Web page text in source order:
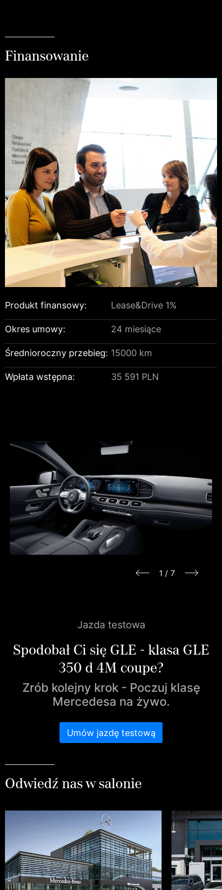
Produkt finansowy: Lease&Drive 1%
Okres umowy: 24 miesiące
Średnioroczny przebieg: 15000 km
Wpłata wstępna: 35 591 PLN
Finansowanie
1 / 7
Jazda testowa
Spodobał Ci się GLE - klasa GLE
350 d 4M coupe?
Zrób kolejny krok - Poczuj klasę
Mercedesa na żywo.
Umów jazdę testową
Odwiedź nas w salonie